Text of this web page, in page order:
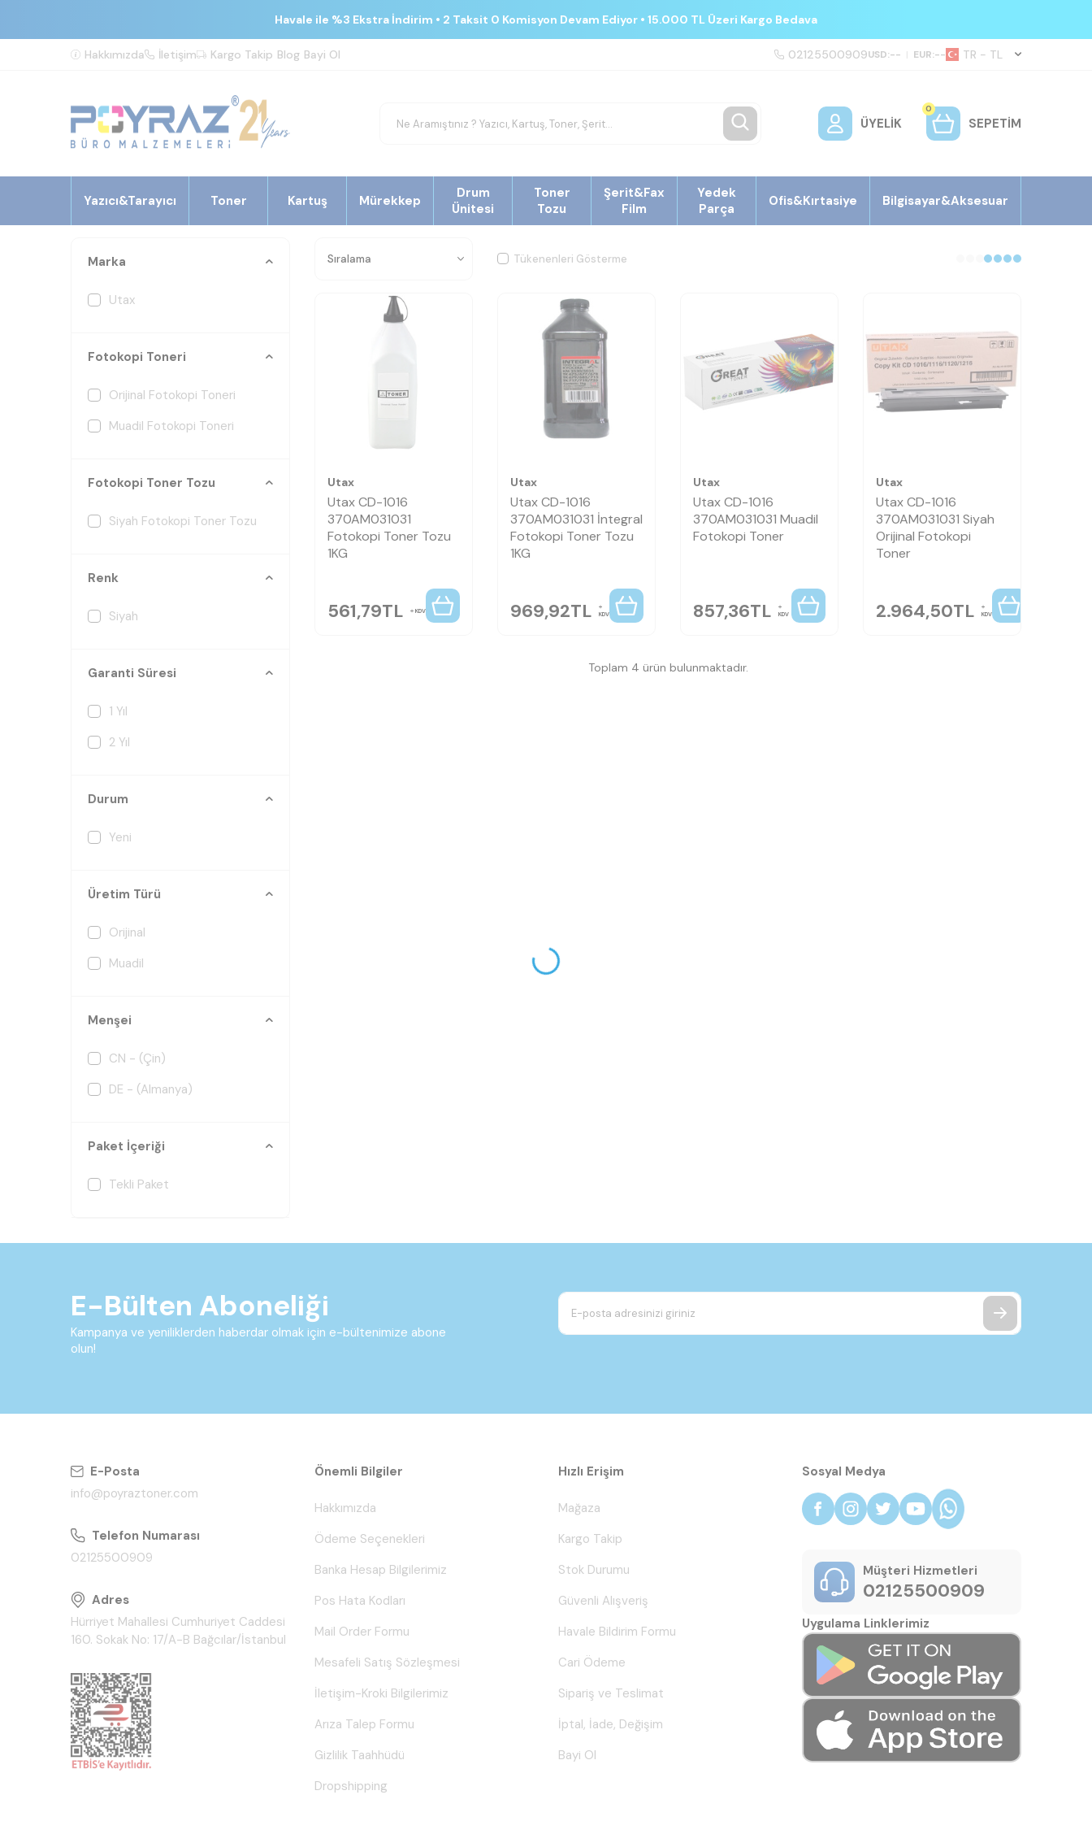
Havale ile %3 Ekstra İndirim • 2 Taksit 0 Komisyon Devam Ediyor • 15.000 TL Üzeri Kargo Bedava
Hakkımızda İletişim Kargo Takip Blog Bayi Ol 02125500909USD:-- | EUR:-- TR − TL
ÜYELIK
0
SEPETIM
Yazıcı&Tarayıcı Toner Kartuş Mürekkep
Drum
Ünitesi
Toner
Tozu
Şerit&Fax
Film
Yedek
Parça
Ofis&Kırtasiye Bilgisayar&Aksesuar
Marka
Utax
Fotokopi Toneri
Orijinal Fotokopi Toneri
Muadil Fotokopi Toneri
Fotokopi Toner Tozu
Siyah Fotokopi Toner Tozu
Renk
Siyah
Garanti Süresi
1 Yıl
2 Yıl
Durum
Yeni
Üretim Türü
Orijinal
Muadil
Menşei
CN - (Çin)
DE - (Almanya)
Paket İçeriği
Tekli Paket
Tükenenleri Gösterme
Utax
Utax CD-1016
370AM031031
Fotokopi Toner Tozu
1KG
561,79TL KDV
Utax
Utax CD-1016
370AM031031 İntegral
Fotokopi Toner Tozu
1KG
969,92TL KDV
Utax
Utax CD-1016
370AM031031 Muadil
Fotokopi Toner
857,36TL KDV
Utax
Utax CD-1016
370AM031031 Siyah
Orijinal Fotokopi
Toner
2.964,50TL KDV
Toplam 4 ürün bulunmaktadır.
E-Bülten Aboneliği
Kampanya ve yeniliklerden haberdar olmak için e-bültenimize abone
olun!
E-Posta
info@poyraztoner.com
Telefon Numarası
02125500909
Adres
Hürriyet Mahallesi Cumhuriyet Caddesi
160. Sokak No: 17/A-B Bağcılar/İstanbul
Önemli Bilgiler
Hakkımızda
Ödeme Seçenekleri
Banka Hesap Bilgilerimiz
Pos Hata Kodları
Mail Order Formu
Mesafeli Satış Sözleşmesi
İletişim-Kroki Bilgilerimiz
Arıza Talep Formu
Gizlilik Taahhüdü
Dropshipping
Hızlı Erişim
Mağaza
Kargo Takip
Stok Durumu
Güvenli Alışveriş
Havale Bildirim Formu
Cari Ödeme
Sipariş ve Teslimat
İptal, İade, Değişim
Bayi Ol
Sosyal Medya
Müşteri Hizmetleri
02125500909
Uygulama Linklerimiz